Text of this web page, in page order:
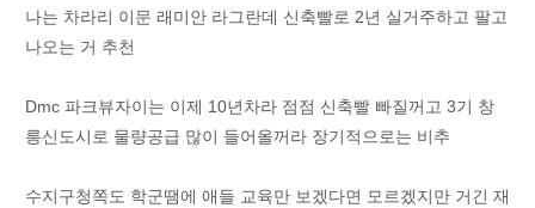
나는 차라리 이문 래미안 라그란데 신축빨로 2년 실거주하고 팔고
나오는 거 추천
Dmc 파크뷰자이는 이제 10년차라 점점 신축빨 빠질꺼고 3기 창
릉신도시로 물량공급 많이 들어올꺼라 장기적으로는 비추
수지구청쪽도 학군땜에 애들 교육만 보겠다면 모르겠지만 거긴 재